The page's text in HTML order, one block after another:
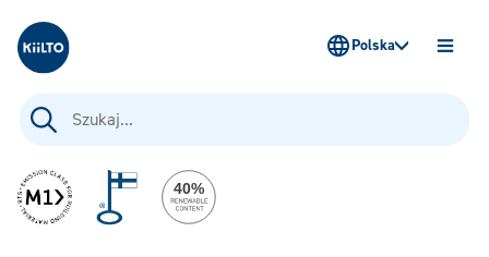
Kiilto Poland
Szukaj:
Polska